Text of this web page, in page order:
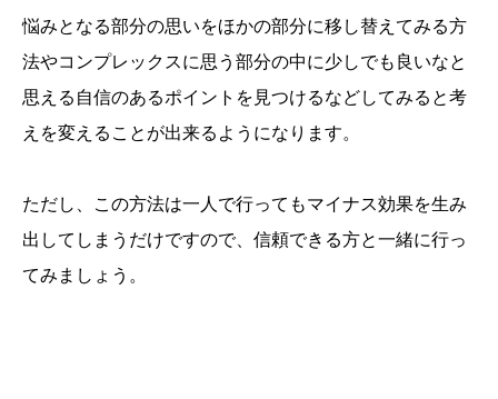
悩みとなる部分の思いをほかの部分に移し替えてみる方
法やコンプレックスに思う部分の中に少しでも良いなと
思える自信のあるポイントを見つけるなどしてみると考
えを変えることが出来るようになります。
ただし、この方法は一人で行ってもマイナス効果を生み
出してしまうだけですので、信頼できる方と一緒に行っ
てみましょう。